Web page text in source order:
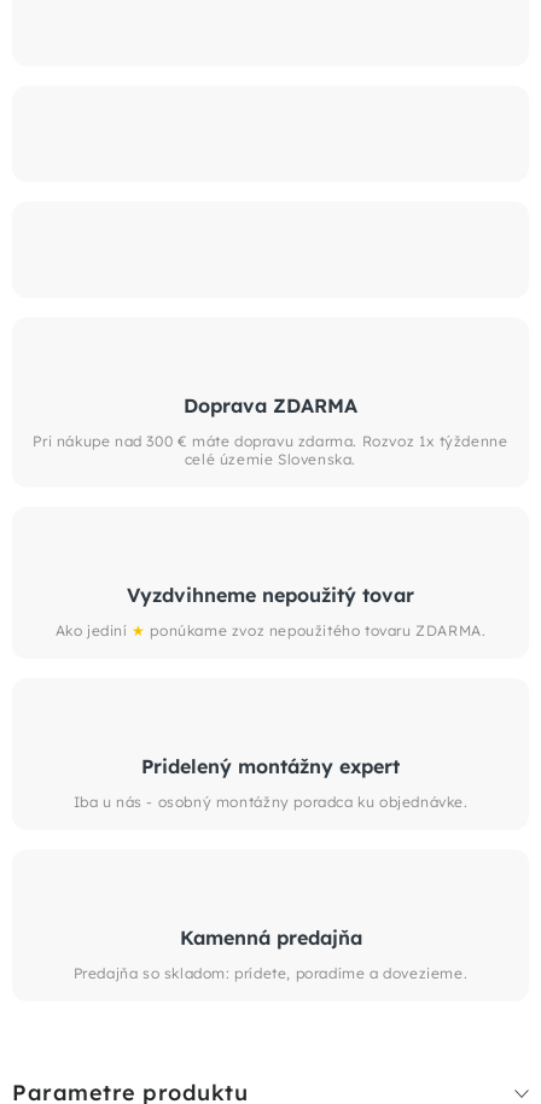
Doprava ZDARMA
Pri nákupe nad 300 € máte dopravu zdarma. Rozvoz 1x týždenne
celé územie Slovenska.
Vyzdvihneme nepoužitý tovar
Ako jediní ★ ponúkame zvoz nepoužitého tovaru ZDARMA.
Pridelený montážny expert
Iba u nás - osobný montážny poradca ku objednávke.
Kamenná predajňa
Predajňa so skladom: prídete, poradíme a dovezieme.
Parametre produktu